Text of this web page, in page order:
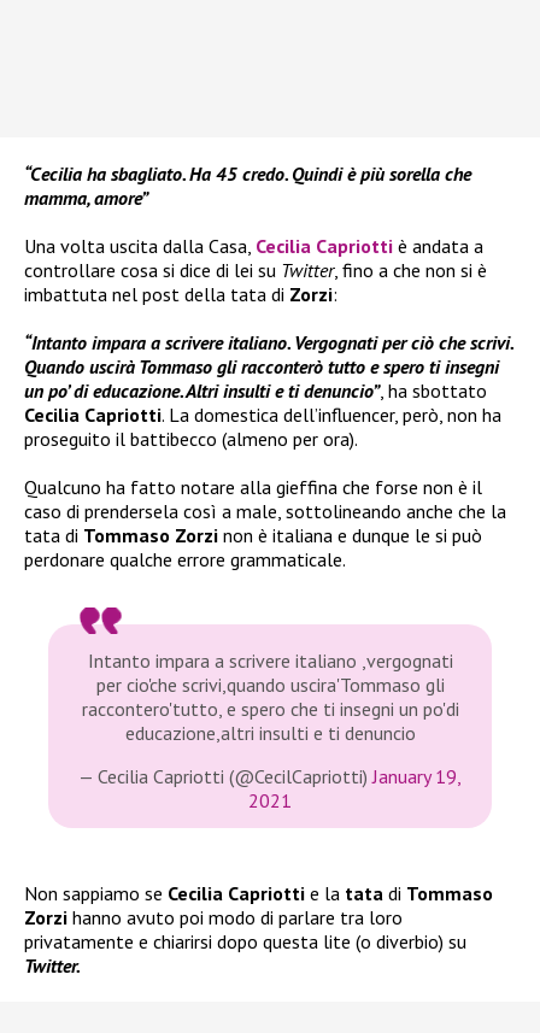
“Cecilia ha sbagliato. Ha 45 credo. Quindi è più sorella che
mamma, amore”
Una volta uscita dalla Casa, Cecilia Capriotti è andata a
controllare cosa si dice di lei su Twitter, fino a che non si è
imbattuta nel post della tata di Zorzi:
“Intanto impara a scrivere italiano. Vergognati per ciò che scrivi.
Quando uscirà Tommaso gli racconterò tutto e spero ti insegni
un po’ di educazione. Altri insulti e ti denuncio”, ha sbottato
Cecilia Capriotti. La domestica dell’influencer, però, non ha
proseguito il battibecco (almeno per ora).
Qualcuno ha fatto notare alla gieffina che forse non è il
caso di prendersela così a male, sottolineando anche che la
tata di Tommaso Zorzi non è italiana e dunque le si può
perdonare qualche errore grammaticale.
Intanto impara a scrivere italiano ,vergognati
per cio'che scrivi,quando uscira'Tommaso gli
raccontero'tutto, e spero che ti insegni un po'di
educazione,altri insulti e ti denuncio
— Cecilia Capriotti (@CecilCapriotti)January 19,
2021
Non sappiamo se Cecilia Capriotti e la tata di Tommaso
Zorzi hanno avuto poi modo di parlare tra loro
privatamente e chiarirsi dopo questa lite (o diverbio) su
Twitter.